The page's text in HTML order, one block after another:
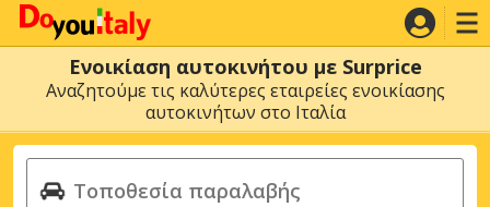
Ενοικίαση αυτοκινήτου με Surprice
Αναζητούμε τις καλύτερες εταιρείες ενοικίασης
αυτοκινήτων στο Ιταλία